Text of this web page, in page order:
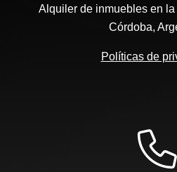
Alquiler de inmuebles en
Córdoba,
Políticas de